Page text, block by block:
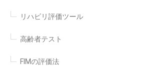
リハビリ評価ツール
高齢者テスト
FIMの評価法